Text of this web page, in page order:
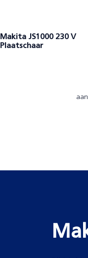
Makita JS1000 230 V
Plaatschaar